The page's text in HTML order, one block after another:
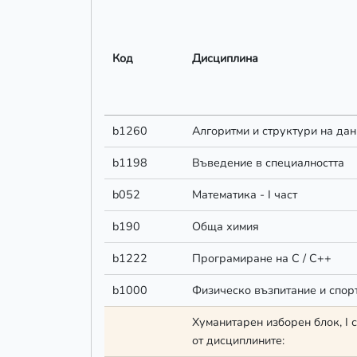
Код Дисциплина
Код Дисциплина
b1260 Алгоритми и структури на
b1198
Въведение в специалността
b052
Математика - I част
b190
Обща химия
b1222
Програмиране на С / С++
b1000
Физическо възпитание и
Хуманитарен изборен блок, I
от дисциплините: